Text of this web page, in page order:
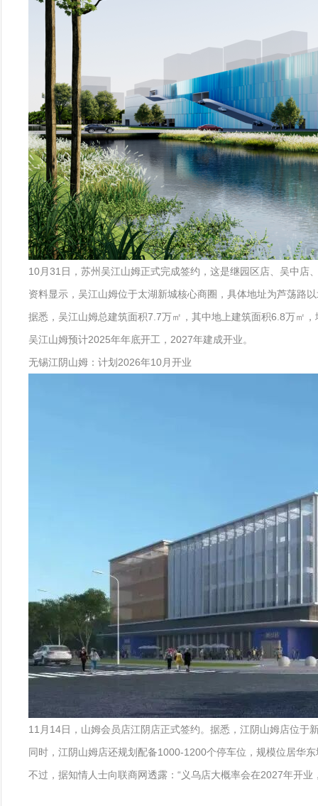
10月31日，苏州吴江山姆正式完成签约，这是继园区店、吴中店
资料显示，吴江山姆位于太湖新城核心商圈，具体地址为芦荡路
据悉，吴江山姆总建筑面积7.7万㎡，其中地上建筑面积6.8万㎡
吴江山姆预计2025年年底开工，2027年建成开业。
无锡江阴山姆：计划2026年10月开业
11月14日，山姆会员店江阴店正式签约。据悉，江阴山姆店位
同时，江阴山姆店还规划配备1000-1200个停车位，规模位居华
不过，据知情人士向联商网透露：“义乌店大概率会在2027年开业